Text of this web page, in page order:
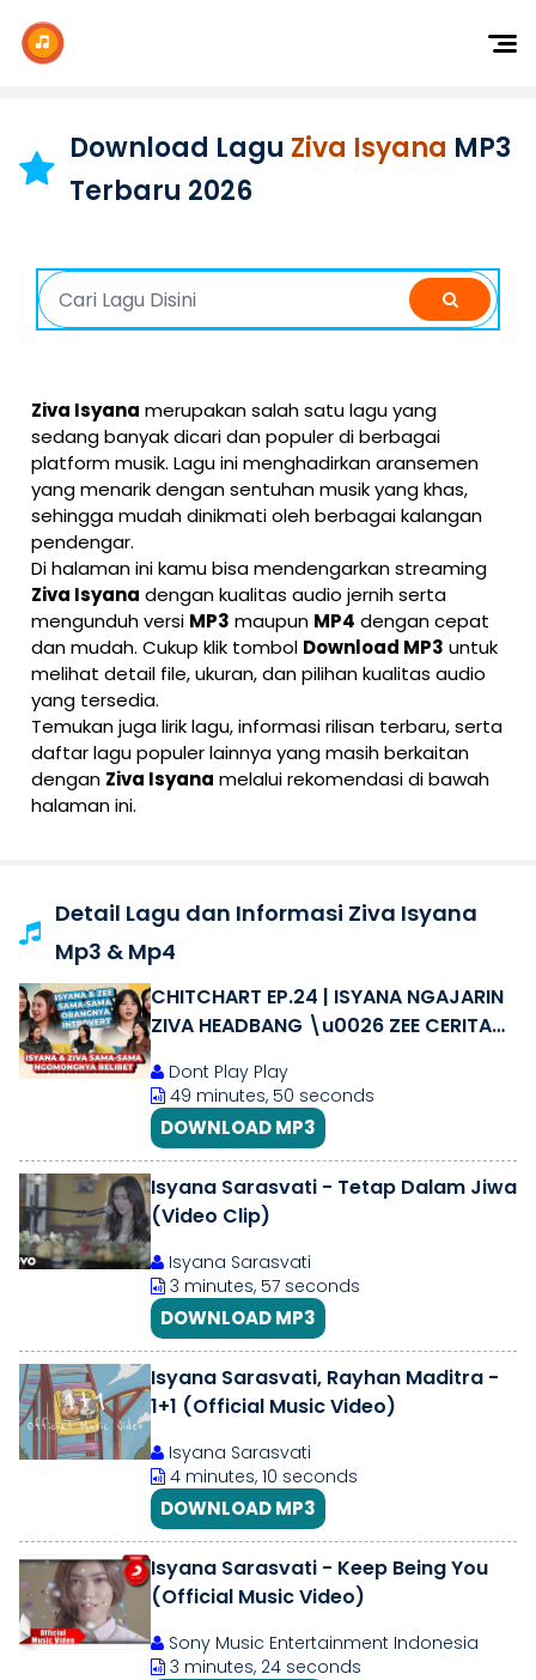
Dangdut
Barat
Download Lagu Ziva Isyana MP3
Terbaru 2026
Ziva Isyana merupakan salah satu lagu yang
sedang banyak dicari dan populer di berbagai
platform musik. Lagu ini menghadirkan aransemen
yang menarik dengan sentuhan musik yang khas,
sehingga mudah dinikmati oleh berbagai kalangan
pendengar.
Di halaman ini kamu bisa mendengarkan streaming
Ziva Isyana dengan kualitas audio jernih serta
mengunduh versi MP3 maupun MP4 dengan cepat
dan mudah. Cukup klik tombol Download MP3 untuk
melihat detail file, ukuran, dan pilihan kualitas audio
yang tersedia.
Temukan juga lirik lagu, informasi rilisan terbaru, serta
daftar lagu populer lainnya yang masih berkaitan
dengan Ziva Isyana melalui rekomendasi di bawah
halaman ini.
Detail Lagu dan Informasi Ziva Isyana
Mp3 & Mp4
CHITCHART EP.24 | ISYANA NGAJARIN
ZIVA HEADBANG \u0026 ZEE CERITA
Dont Play Play
49 minutes, 50 seconds
DOWNLOAD MP3
Isyana Sarasvati - Tetap Dalam Jiwa
(Video Clip)
Isyana Sarasvati
3 minutes, 57 seconds
DOWNLOAD MP3
Isyana Sarasvati, Rayhan Maditra -
1+1 (Official Music Video)
Isyana Sarasvati
4 minutes, 10 seconds
DOWNLOAD MP3
Isyana Sarasvati - Keep Being You
(Official Music Video)
Sony Music Entertainment Indonesia
3 minutes, 24 seconds